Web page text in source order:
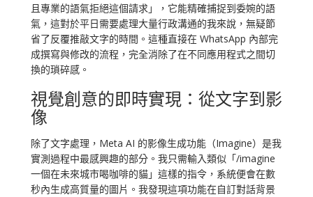
且專業的語氣拒絕這個請求」，它能精確捕捉到委婉的語
氣，這對於平日需要處理大量行政溝通的我來說，無疑節
省了反覆推敲文字的時間。這種直接在 WhatsApp 內部完
成撰寫與修改的流程，完全消除了在不同應用程式之間切
換的瑣碎感。
視覺創意的即時實現：從文字到影
像
除了文字處理，Meta AI 的影像生成功能（Imagine）是我
實測過程中最感興趣的部分。我只需輸入類似「/imagine
一個在未來城市喝咖啡的貓」這樣的指令，系統便會在數
秒內生成高質量的圖片。我發現這項功能在自訂對話背景